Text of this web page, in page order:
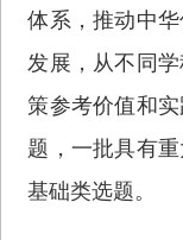
体系，推动中
发展，从不同
策参考价值和
题，一批具有
基础类选题。